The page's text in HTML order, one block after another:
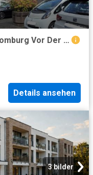
3 Schlafzimmer Wohnung Bad Homburg Vor Der Höhe Deutschland 102555600
Details ansehen
3 bilder